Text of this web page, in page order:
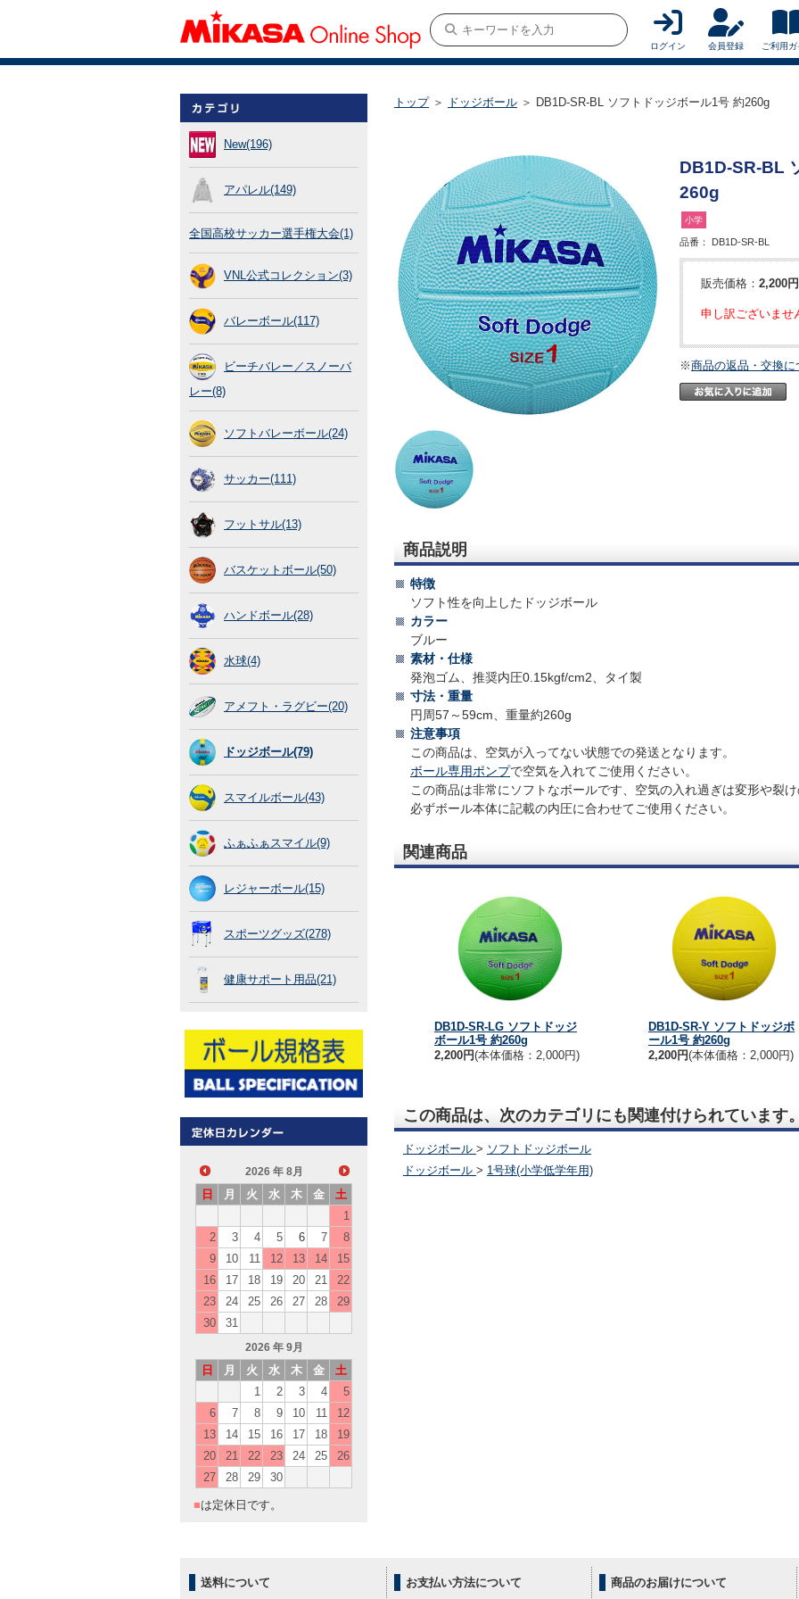
ログイン 会員登録 ご利用
New(196)
アパレル(149)
全国高校サッカー選手権大会(1)
VNL公式コレクション(3)
バレーボール(117)
ビーチバレー／スノーバ
レー(8)
ソフトバレーボール(24)
サッカー(111)
フットサル(13)
バスケットボール(50)
ハンドボール(28)
水球(4)
アメフト・ラグビー(20)
ドッジボール(79)
スマイルボール(43)
ふぁふぁスマイル(9)
レジャーボール(15)
スポーツグッズ(278)
健康サポート用品(21)
2026 年 8月
日 月 火 水 木 金
土
1
2
3 4 5 6 7
8
9
10 11 12 13 14
15
16
17 18 19 20 21
22
23
24 25 26 27 28
29
30
31
2026 年 9月
日 月 火 水 木 金
土
1
2 3 4
5
6
7 8 9 10 11
12
13
14 15 16 17 18
19
20
21 22 23 24 25
26
27
28 29 30
■は定休日です。
トップ ＞ ドッジボール ＞ DB1D-SR-BL ソフトドッジボール1号 約260g
DB1D-SR-BL
260g
小学
品番： DB1D-SR-BL
販売価格： 2,200円
申し訳ございませ
※商品の返品・交換に
商品説明
特徴
ソフト性を向上したドッジボール
カラー
ブルー
素材・仕様
発泡ゴム、推奨内圧0.15kgf/cm2、タイ製
寸法・重量
円周57～59cm、重量約260g
注意事項
この商品は、空気が入ってない状態での発送となります。
ボール専用ポンプで空気を入れてご使用ください。
この商品は非常にソフトなボールです、空気の入れ過ぎは変形や裂
必ずボール本体に記載の内圧に合わせてご使用ください。
関連商品
DB1D-SR-LG ソフトドッジ
ボール1号 約260g
2,200円(本体価格：2,000円)
DB1D-SR-Y ソフトドッジボ
ール1号 約260g
2,200円(本体価格：2,000円)
この商品は、次のカテゴリにも関連付けられています
ドッジボール > ソフトドッジボール
ドッジボール > 1号球(小学低学年用)
送料について お支払い方法について 商品のお届けについて